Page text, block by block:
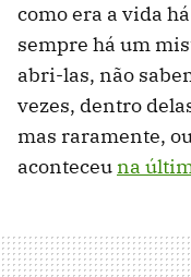
como era a vida
sempre há um
abri-las, não
vezes, dentro
mas raramente,
aconteceuna